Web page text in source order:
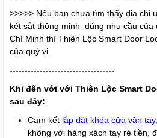
>>>>> Nếu bạn chưa tìm thấy địa chỉ
két sắt thông minh đúng nhu cầu của
Chí Minh thì Thiên Lộc Smart Door
của quý vị.
-----------------------------------
Khi đến với với Thiên Lộc Smart
sau đây:
Cam kết lắp đặt khóa cửa vân
không với hàng xách tay rẻ tiền,